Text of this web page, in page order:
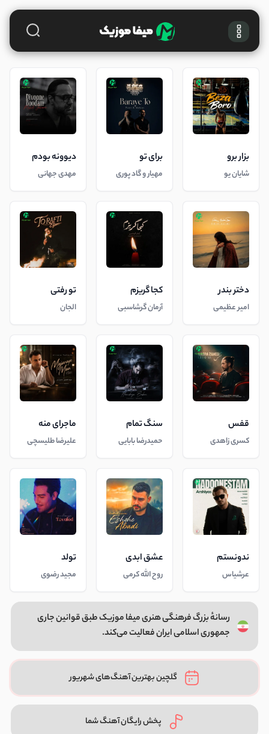
بزار برو
شایان یو
برای تو
مهیار و گاد پوری
دیوونه بودم
مهدی جهانی
دختر بندر
امیر عظیمی
کجا گریزم
آرمان گرشاسبی
تو رفتی
الجان
قفس
کسری زاهدی
سنگ تمام
حمیدرضا بابایی
ماجرای منه
علیرضا طلیسچی
ندونستم
عرشیاس
عشق ابدی
روح الله کرمی
تولد
مجید رضوی
رسانهٔ بزرگ فرهنگی هنری میفا موزیک طبق قوانین جاری
جمهوری اسلامی ایران فعالیت می‌کند.
گلچین بهترین آهنگ‌های شهریور
پخش رایگان آهنگ شما